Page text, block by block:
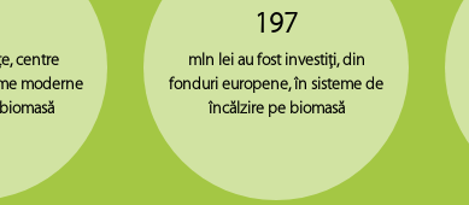
centre
moderne
197
mln lei au fost investiţi, din
fonduri europene, în sisteme de
încălzire pe biomasă